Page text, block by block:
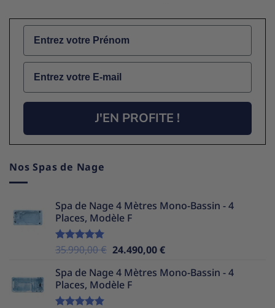
Name
Email
J'EN PROFITE !
Nos Spas de Nage
Spa de Nage 4 Mètres Mono-Bassin - 4
Places, Modèle F
Note5.00
35.990,00€ Le
initial
était :
24.490,00€Le
actuel
Spa de Nage 4 Mètres Mono-Bassin - 4
Places, Modèle F